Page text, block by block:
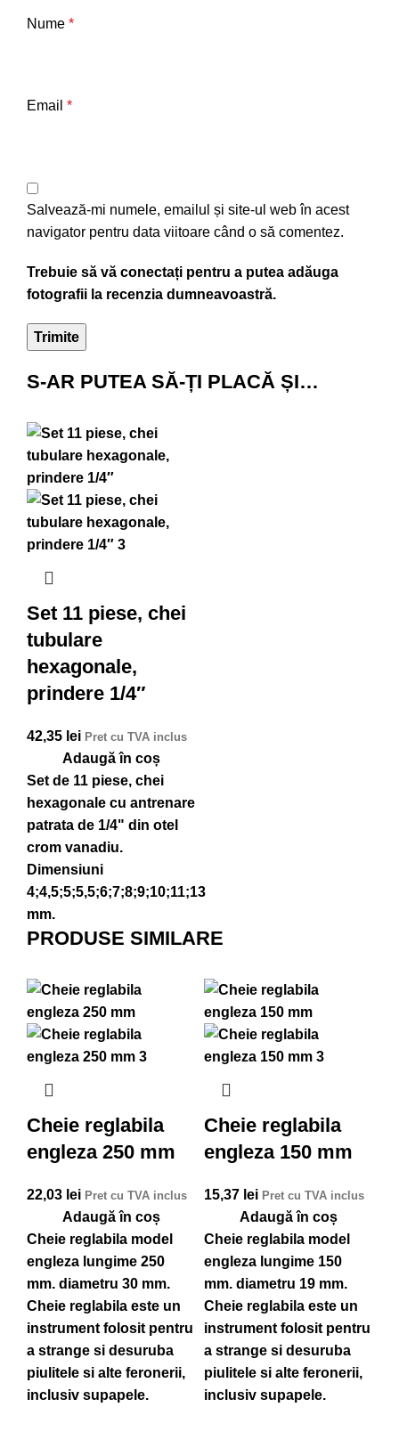
Nume *
Email *
Salvează-mi numele, emailul și site-ul web în acest
navigator pentru data viitoare când o să comentez.
Trebuie să vă conectați pentru a putea adăuga
fotografii la recenzia dumneavoastră.
S-AR PUTEA SĂ-ȚI PLACĂ ȘI…
Set 11 piese, chei
tubulare
hexagonale,
prindere 1/4″
42,35 lei Pret cu TVA inclus
Adaugă în coș
Set de 11 piese, chei
hexagonale cu antrenare
patrata de 1/4" din otel
crom vanadiu.
Dimensiuni
4;4,5;5;5,5;6;7;8;9;10;11;13
mm.
PRODUSE SIMILARE
Cheie reglabila
engleza 250 mm
22,03 lei Pret cu TVA inclus
Adaugă în coș
Cheie reglabila model
engleza lungime 250
mm. diametru 30 mm.
Cheie reglabila este un
instrument folosit pentru
a strange si desuruba
piulitele si alte feronerii,
inclusiv supapele.
Cheie reglabila
engleza 150 mm
15,37 lei Pret cu TVA inclus
Adaugă în coș
Cheie reglabila model
engleza lungime 150
mm. diametru 19 mm.
Cheie reglabila este un
instrument folosit pentru
a strange si desuruba
piulitele si alte feronerii,
inclusiv supapele.